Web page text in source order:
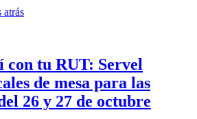
atrás
con tu RUT: Servel
de mesa para las
26 y 27 de octubre